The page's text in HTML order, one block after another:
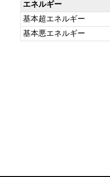
エネルギー
基本超エネルギー
基本悪エネルギー